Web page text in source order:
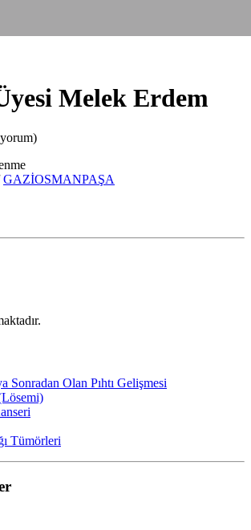
Melek Erdem
GAZİOSMANPAŞA
Sonradan Olan Pıhtı Gelişmesi
Tümörleri